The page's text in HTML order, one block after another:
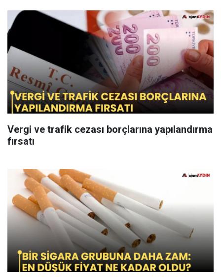
Vergi ve trafik cezası borçlarına yapılandırma
fırsatı